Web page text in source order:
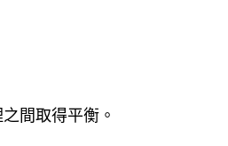
間取得平衡。